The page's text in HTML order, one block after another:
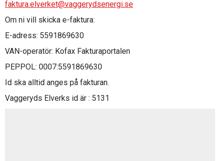
faktura.elverket@vaggerydsenergi.se
Om ni vill skicka e-faktura:
E-adress: 5591869630
VAN-operatör: Kofax Fakturaportalen
PEPPOL: 0007:5591869630
Id ska alltid anges på fakturan.
Vaggeryds Elverks id är : 5131